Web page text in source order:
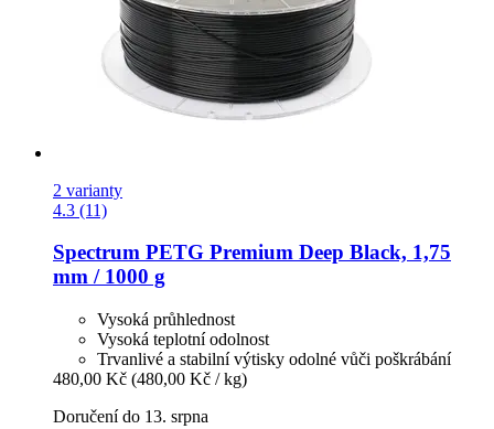
2 varianty
4.3 (11)
Spectrum PETG Premium Deep Black, 1,75
mm / 1000 g
Vysoká průhlednost
Vysoká teplotní odolnost
Trvanlivé a stabilní výtisky odolné vůči poškrábání
480,00 Kč (480,00 Kč / kg)
Doručení do 13. srpna